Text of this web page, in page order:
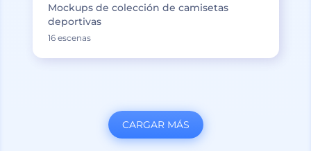
Mockups de colección de camisetas
deportivas
16 escenas
CARGAR MÁS